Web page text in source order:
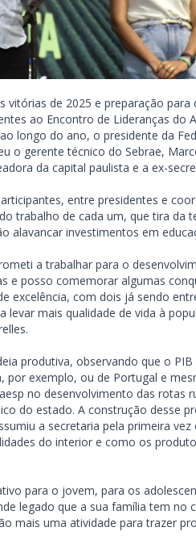
vitórias de 2025 e preparação
ao Encontro de Lideranças do
longo do ano, o presidente da
o gerente técnico do Sebrae,
da capital paulista e a ex-
entre presidentes e
trabalho de cada um, que tira da
alavancar investimentos em
a trabalhar para o
e posso comemorar algumas
excelência, com dois já sendo
levar mais qualidade de vida à
produtiva, observando que o
por exemplo, ou de Portugal e
no desenvolvimento das rotas
do estado. A construção desse
a secretaria pela primeira
do interior e como os
para o jovem, para os
legado que a sua família tem no
mais uma atividade para trazer